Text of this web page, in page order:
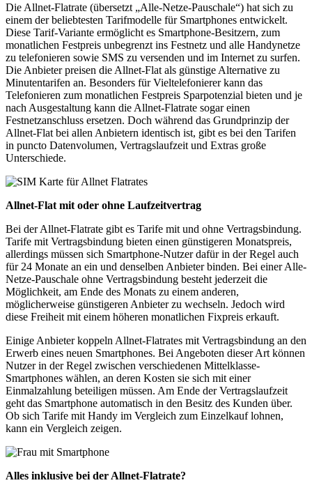
Die Allnet-Flatrate (übersetzt „Alle-Netze-Pauschale“) hat sich zu
einem der beliebtesten Tarifmodelle für Smartphones entwickelt.
Diese Tarif-Variante ermöglicht es Smartphone-Besitzern, zum
monatlichen Festpreis unbegrenzt ins Festnetz und alle Handynetze
zu telefonieren sowie SMS zu versenden und im Internet zu surfen.
Die Anbieter preisen die Allnet-Flat als günstige Alternative zu
Minutentarifen an. Besonders für Vieltelefonierer kann das
Telefonieren zum monatlichen Festpreis Sparpotenzial bieten und je
nach Ausgestaltung kann die Allnet-Flatrate sogar einen
Festnetzanschluss ersetzen. Doch während das Grundprinzip der
Allnet-Flat bei allen Anbietern identisch ist, gibt es bei den Tarifen
in puncto Datenvolumen, Vertragslaufzeit und Extras große
Unterschiede.
Allnet-Flat mit oder ohne Laufzeitvertrag
Bei der Allnet-Flatrate gibt es Tarife mit und ohne Vertragsbindung.
Tarife mit Vertragsbindung bieten einen günstigeren Monatspreis,
allerdings müssen sich Smartphone-Nutzer dafür in der Regel auch
für 24 Monate an ein und denselben Anbieter binden. Bei einer Alle-
Netze-Pauschale ohne Vertragsbindung besteht jederzeit die
Möglichkeit, am Ende des Monats zu einem anderen,
möglicherweise günstigeren Anbieter zu wechseln. Jedoch wird
diese Freiheit mit einem höheren monatlichen Fixpreis erkauft.
Einige Anbieter koppeln Allnet-Flatrates mit Vertragsbindung an den
Erwerb eines neuen Smartphones. Bei Angeboten dieser Art können
Nutzer in der Regel zwischen verschiedenen Mittelklasse-
Smartphones wählen, an deren Kosten sie sich mit einer
Einmalzahlung beteiligen müssen. Am Ende der Vertragslaufzeit
geht das Smartphone automatisch in den Besitz des Kunden über.
Ob sich Tarife mit Handy im Vergleich zum Einzelkauf lohnen,
kann ein Vergleich zeigen.
Alles inklusive bei der Allnet-Flatrate?